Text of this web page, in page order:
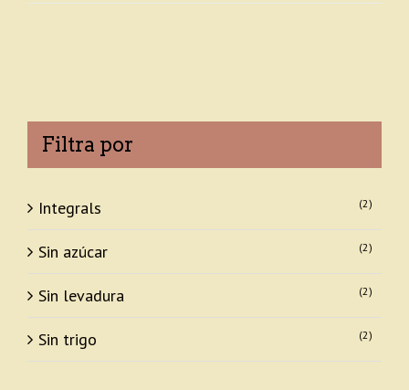
Filtra por
Integrals (2)
Sin azúcar (2)
Sin levadura (2)
Sin trigo (2)